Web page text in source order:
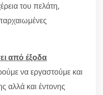
του πελάτη,
από έξοδα
να εργαστούμε και
αλλά και έντονης